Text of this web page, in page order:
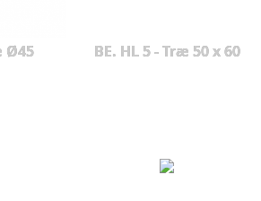
Ø45 BE. HL 5 - Træ 50 x 60